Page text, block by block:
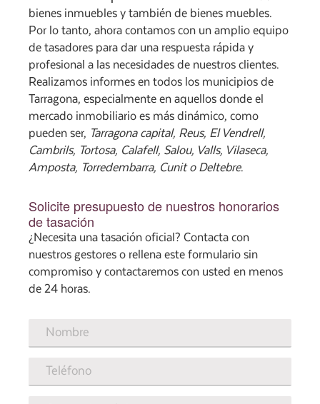
bienes inmuebles y también de bienes muebles.
Por lo tanto, ahora contamos con un amplio equipo
de tasadores para dar una respuesta rápida y
profesional a las necesidades de nuestros clientes.
Realizamos informes en todos los municipios de
Tarragona, especialmente en aquellos donde el
mercado inmobiliario es más dinámico, como
pueden ser, Tarragona capital, Reus, El Vendrell,
Cambrils, Tortosa, Calafell, Salou, Valls, Vilaseca,
Amposta, Torredembarra, Cunit o Deltebre.
Solicite presupuesto de nuestros honorarios
de tasación
¿Necesita una tasación oficial? Contacta con
nuestros gestores o rellena este formulario sin
compromiso y contactaremos con usted en menos
de 24 horas.